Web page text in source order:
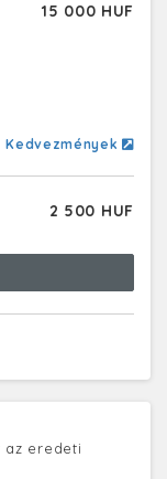
15 000 HUF
Kedvezmények
2 500 HUF
eredeti